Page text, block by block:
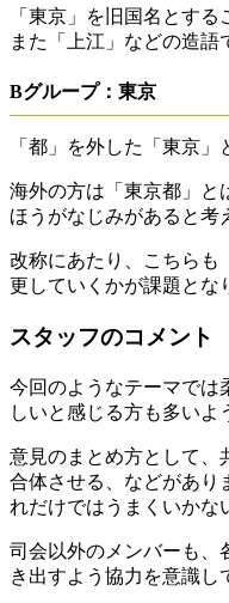
「東京」を旧国名とす
また「上江」などの造語
Bグループ：東京
「都」を外した「東京」
海外の方は「東京都」と
ほうがなじみがあると考
改称にあたり、こちらも
更していくかが課題とな
スタッフのコメント
今回のようなテーマでは
しいと感じる方も多いよ
意見のまとめ方として、
合体させる、などがあり
れだけではうまくいかな
司会以外のメンバーも、
き出すよう協力を意識し